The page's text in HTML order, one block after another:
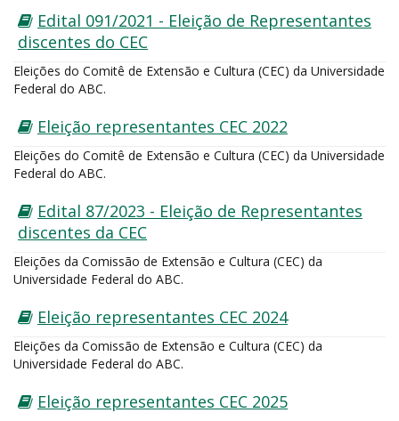
Edital 091/2021 - Eleição de Representantes
discentes do CEC
Eleições do Comitê de Extensão e Cultura (CEC) da Universidade
Federal do ABC.
Eleição representantes CEC 2022
Eleições do Comitê de Extensão e Cultura (CEC) da Universidade
Federal do ABC.
Edital 87/2023 - Eleição de Representantes
discentes da CEC
Eleições da Comissão de Extensão e Cultura (CEC) da
Universidade Federal do ABC.
Eleição representantes CEC 2024
Eleições da Comissão de Extensão e Cultura (CEC) da
Universidade Federal do ABC.
Eleição representantes CEC 2025